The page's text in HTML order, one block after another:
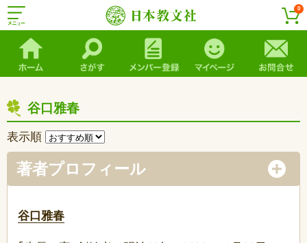
0
谷口雅春
表示順
著者プロフィール
谷口雅春